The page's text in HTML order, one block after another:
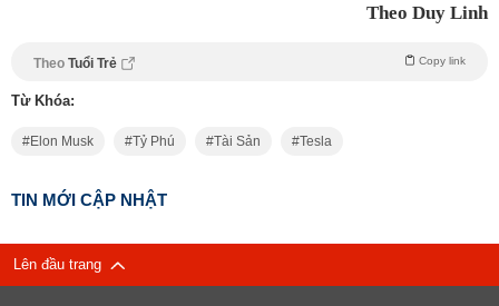
Theo Duy Linh
Theo Tuổi Trẻ Copy link
Từ Khóa:
Elon Musk Tỷ Phú Tài Sản Tesla
TIN MỚI CẬP NHẬT
Lên đầu trang